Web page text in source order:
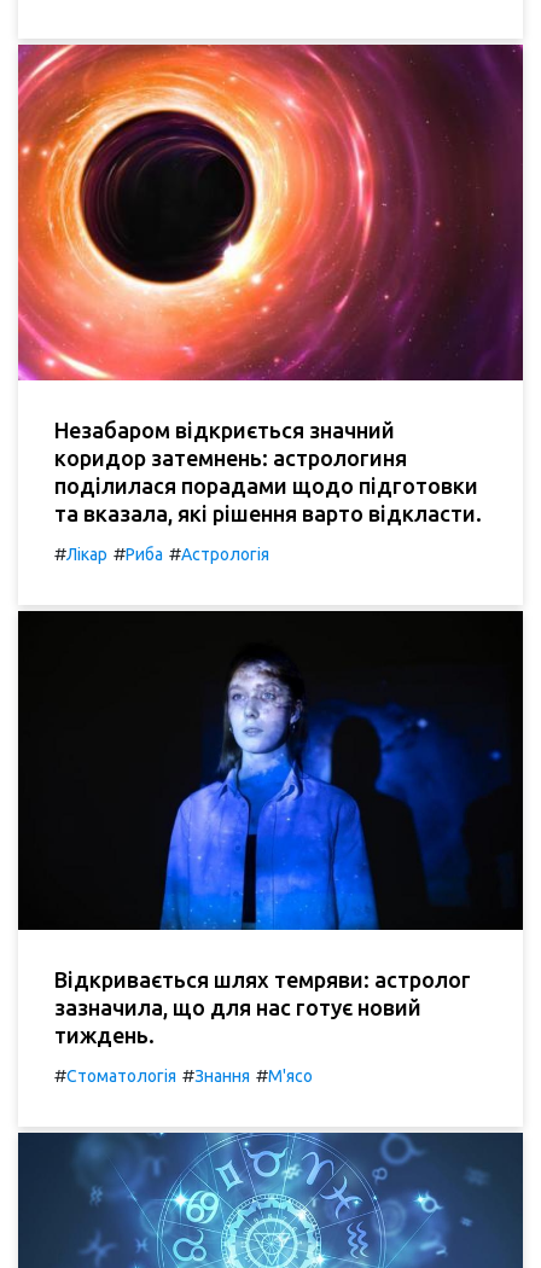
Незабаром відкриється значний
коридор затемнень: астрологиня
поділилася порадами щодо підготовки
та вказала, які рішення варто відкласти.
#Лікар #Риба #Астрологія
Відкривається шлях темряви: астролог
зазначила, що для нас готує новий
тиждень.
#Стоматологія #Знання #М'ясо